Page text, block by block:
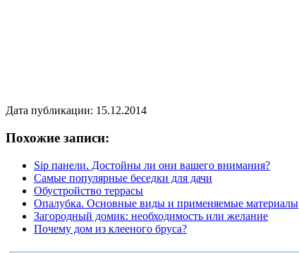
Дата публикации: 15.12.2014
Похожие записи:
Sip панели. Достойны ли они вашего внимания?
Самые популярные беседки для дачи
Обустройство террасы
Опалубка. Основные виды и применяемые материалы
Загородный домик: необходимость или желание
Почему дом из клееного бруса?